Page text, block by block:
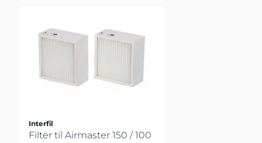
Interfil
Filter til Airmaster 150 / 100